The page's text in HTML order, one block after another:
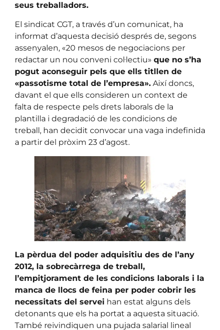
seus treballadors.
El sindicat CGT, a través d’un comunicat, ha
informat d’aquesta decisió després de, segons
assenyalen, «20 mesos de negociacions per
redactar un nou conveni col·lectiu» que no s’ha
pogut aconseguir pels que ells titllen de
«passotisme total de l’empresa». Així doncs,
davant el que ells consideren un context de
falta de respecte pels drets laborals de la
plantilla i degradació de les condicions de
treball, han decidit convocar una vaga indefinida
a partir del pròxim 23 d’agost.
La pèrdua del poder adquisitiu des de l’any
2012, la sobrecàrrega de treball,
l’empitjorament de les condicions laborals i la
manca de llocs de feina per poder cobrir les
necessitats del servei han estat alguns dels
detonants que els ha portat a aquesta situació.
També reivindiquen una pujada salarial lineal